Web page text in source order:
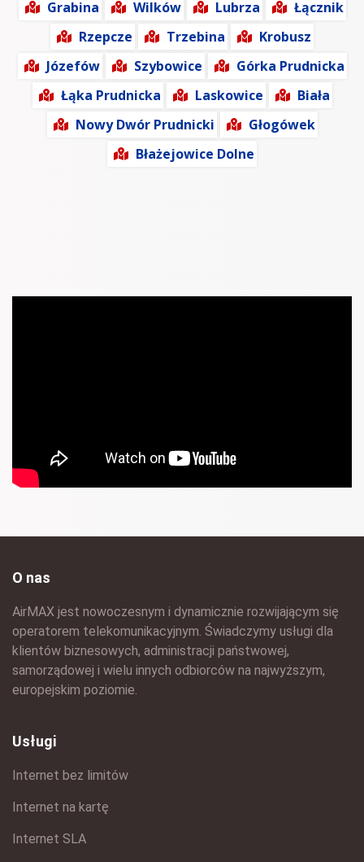
Grabina
Wilków Lubrza
Łącznik
Rzepcze
Trzebina
Krobusz
Józefów
Szybowice
Górka Prudnicka
Łąka Prudnicka
Laskowice
Biała
Nowy Dwór Prudnicki
Głogówek
Błażejowice Dolne
O nas
AirMAX jest nowoczesnym i dynamicznie rozwijającym się
operatorem telekomunikacyjnym. Świadczymy usługi dla
klientów biznesowych, administracji państwowej,
samorządowej i wielu innych odbiorców na najwyższym,
europejskim poziomie.
Usługi
Internet bez limitów
Internet na kartę
Internet SLA